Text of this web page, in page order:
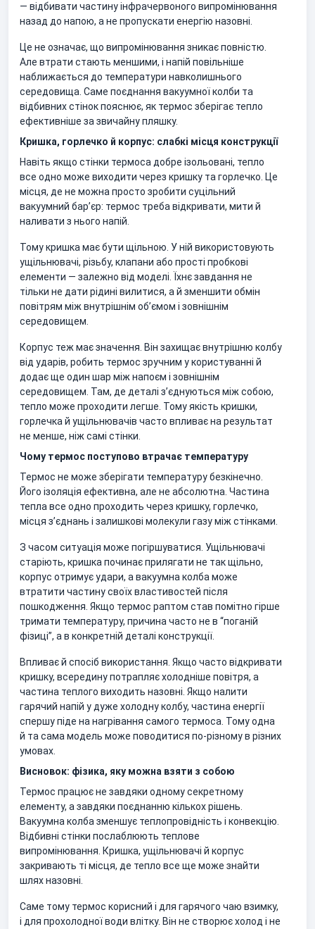
— відбивати частину інфрачервоного випромінювання
назад до напою, а не пропускати енергію назовні.
Це не означає, що випромінювання зникає повністю.
Але втрати стають меншими, і напій повільніше
наближається до температури навколишнього
середовища. Саме поєднання вакуумної колби та
відбивних стінок пояснює, як термос зберігає тепло
ефективніше за звичайну пляшку.
Кришка, горлечко й корпус: слабкі місця конструкції
Навіть якщо стінки термоса добре ізольовані, тепло
все одно може виходити через кришку та горлечко. Це
місця, де не можна просто зробити суцільний
вакуумний бар’єр: термос треба відкривати, мити й
наливати з нього напій.
Тому кришка має бути щільною. У ній використовують
ущільнювачі, різьбу, клапани або прості пробкові
елементи — залежно від моделі. Їхнє завдання не
тільки не дати рідині вилитися, а й зменшити обмін
повітрям між внутрішнім об’ємом і зовнішнім
середовищем.
Корпус теж має значення. Він захищає внутрішню колбу
від ударів, робить термос зручним у користуванні й
додає ще один шар між напоєм і зовнішнім
середовищем. Там, де деталі з’єднуються між собою,
тепло може проходити легше. Тому якість кришки,
горлечка й ущільнювачів часто впливає на результат
не менше, ніж самі стінки.
Чому термос поступово втрачає температуру
Термос не може зберігати температуру безкінечно.
Його ізоляція ефективна, але не абсолютна. Частина
тепла все одно проходить через кришку, горлечко,
місця з’єднань і залишкові молекули газу між стінками.
З часом ситуація може погіршуватися. Ущільнювачі
старіють, кришка починає прилягати не так щільно,
корпус отримує удари, а вакуумна колба може
втратити частину своїх властивостей після
пошкодження. Якщо термос раптом став помітно гірше
тримати температуру, причина часто не в “поганій
фізиці”, а в конкретній деталі конструкції.
Впливає й спосіб використання. Якщо часто відкривати
кришку, всередину потрапляє холодніше повітря, а
частина теплого виходить назовні. Якщо налити
гарячий напій у дуже холодну колбу, частина енергії
спершу піде на нагрівання самого термоса. Тому одна
й та сама модель може поводитися по-різному в різних
умовах.
Висновок: фізика, яку можна взяти з собою
Термос працює не завдяки одному секретному
елементу, а завдяки поєднанню кількох рішень.
Вакуумна колба зменшує теплопровідність і конвекцію.
Відбивні стінки послаблюють теплове
випромінювання. Кришка, ущільнювачі й корпус
закривають ті місця, де тепло все ще може знайти
шлях назовні.
Саме тому термос корисний і для гарячого чаю взимку,
і для прохолодної води влітку. Він не створює холод і не